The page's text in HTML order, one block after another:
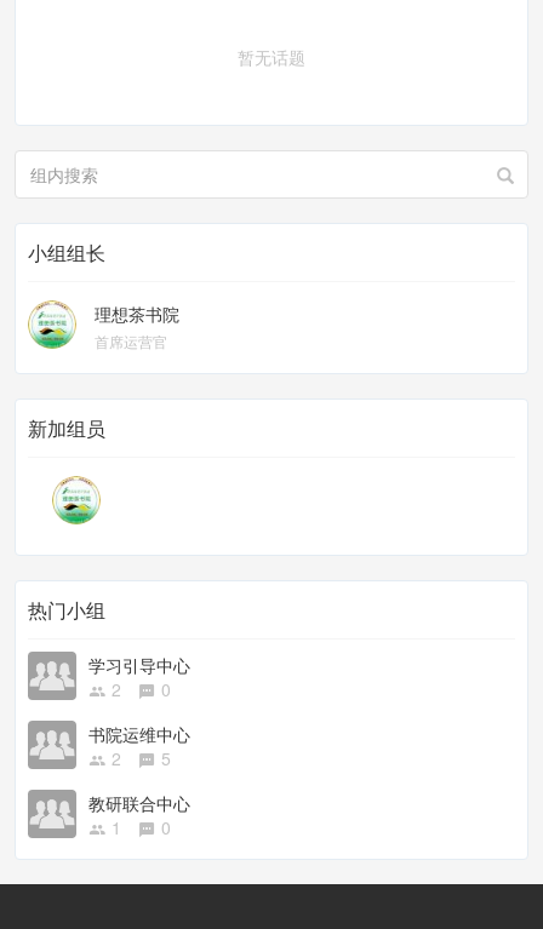
暂无话题
小组组长
理想茶书院
首席运营官
新加组员
热门小组
学习引导中心
2
0
书院运维中心
2
5
教研联合中心
1
0